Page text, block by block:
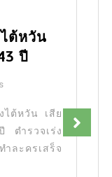
ต้หวัน
ปี
ต้หวัน เสีย
ตำรวจเร่ง
ละครเสร็จ